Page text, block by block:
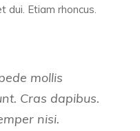
dui. Etiam rhoncus.
mollis
Cras dapibus.
nisi.